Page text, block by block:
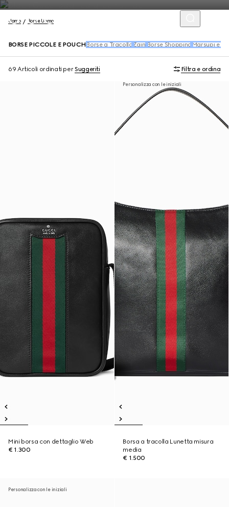
Uomo Borse Uomo
BORSE PICCOLE E POUCH Borse a Tracolla Zaini Borse Shopping Marsupi e
69 Articoli ordinati perSuggeriti Filtra e ordina
Mini borsa con dettaglio Web
€ 1.300
Personalizza con le iniziali
Borsa a tracolla Lunetta misura
media
€ 1.500
Personalizza con le iniziali